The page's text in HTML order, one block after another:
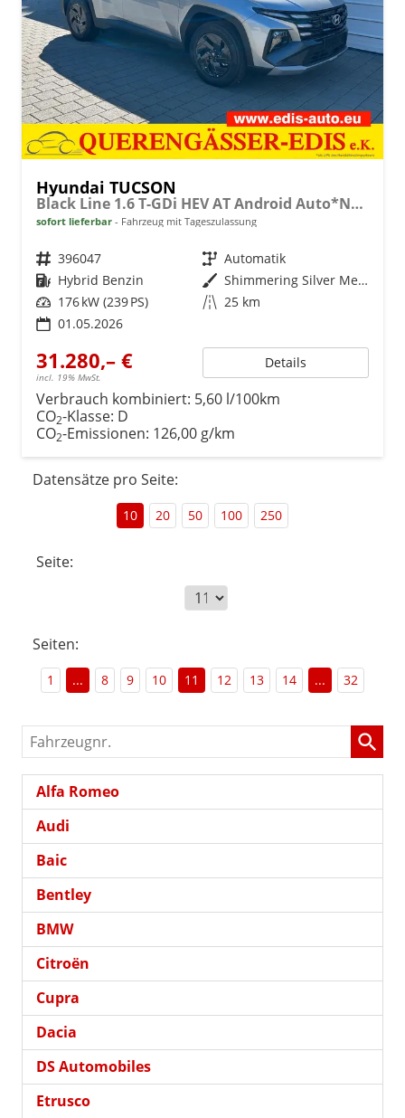
Hyundai TUCSON
Black Line 1.6 T-GDi HEV AT Android Auto*Navi*SHZ*Kamera*2Z Klimaauto*
sofort lieferbar Fahrzeug mit Tageszulassung
Fahrzeugnr. 396047 Getriebe Automatik
Kraftstoff Hybrid Benzin Außenfarbe
Shimmering Silver Metallic
Leistung 176 kW (239 PS) Kilometerstand 25 km
01.05.2026
31.280,– €
incl. 19% MwSt.
Details
Verbrauch kombiniert: 5,60 l/100km
CO2-Klasse: D
CO2-Emissionen: 126,00 g/km
Datensätze pro Seite:
10 20 50 100 250
Seite:
Seiten:
1 ... 8 9 10 11 12 13 14 ... 32
Fahrzeugnr.
Alfa Romeo
Audi
Baic
Bentley
BMW
Citroën
Cupra
Dacia
DS Automobiles
Etrusco